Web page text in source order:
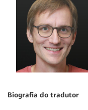
Biografia do tradutor